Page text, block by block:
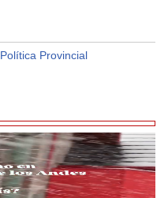
Política Provincial